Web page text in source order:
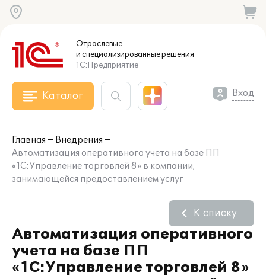
Отраслевые
и специализированныерешения
1С:Предприятие
Каталог Вход
Главная
Внедрения
Автоматизация оперативного учета на базе ПП
«1С:Управление торговлей 8» в компании,
занимающейся предоставлением услуг
Автоматизация оперативного
учета на базе ПП
«1С:Управление торговлей 8»
К списку